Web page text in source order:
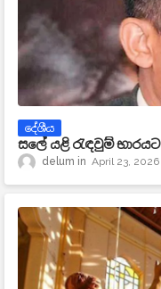
දේශීය
සලේ යළි රැඳවුම් භාරයට
delum April 23, 2026